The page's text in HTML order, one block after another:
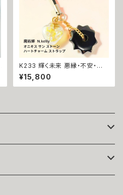
K233 輝く未来 悪縁・不安・執
着を断つ 運気改善 オニキス サ
ン ストーン ハートチャーム キー
ホルダー ストラップ N.Kelly製
運 強運 本物 パワーストーン お
¥15,800